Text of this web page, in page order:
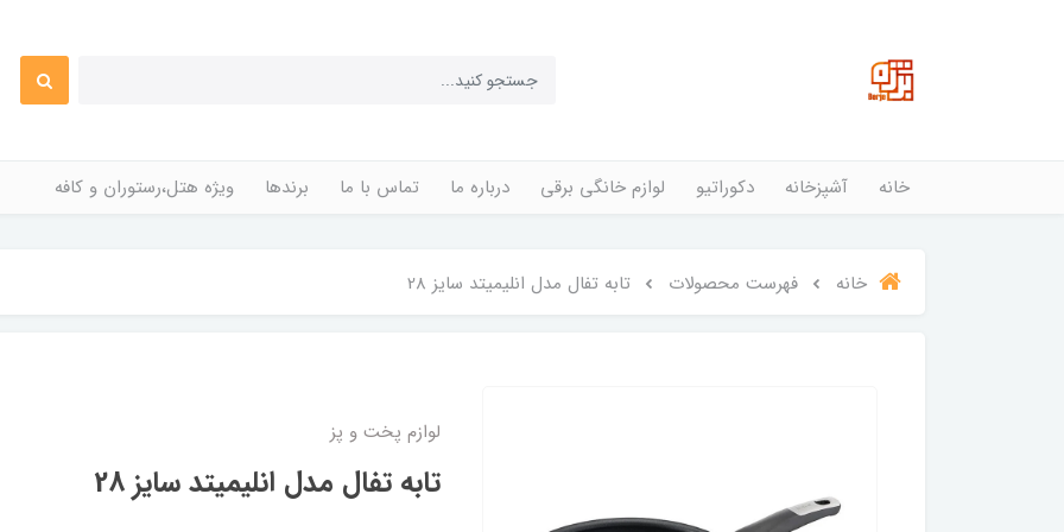
خانه آشپزخانه دکوراتیو لوازم خانگی برقی درباره ما تماس با ما برندها ویژه هتل،رستوران و کافه
خانه فهرست محصولات تابه تفال مدل انلیمیتد سایز 28
لوازم پخت و پز
تابه تفال مدل انلیمیتد سایز 28